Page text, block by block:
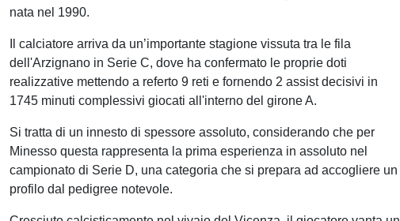
nata nel 1990.
Il calciatore arriva da un’importante stagione vissuta tra le fila
dell'Arzignano in Serie C, dove ha confermato le proprie doti
realizzative mettendo a referto 9 reti e fornendo 2 assist decisivi in
1745 minuti complessivi giocati all'interno del girone A.
Si tratta di un innesto di spessore assoluto, considerando che per
Minesso questa rappresenta la prima esperienza in assoluto nel
campionato di Serie D, una categoria che si prepara ad accogliere un
profilo dal pedigree notevole.